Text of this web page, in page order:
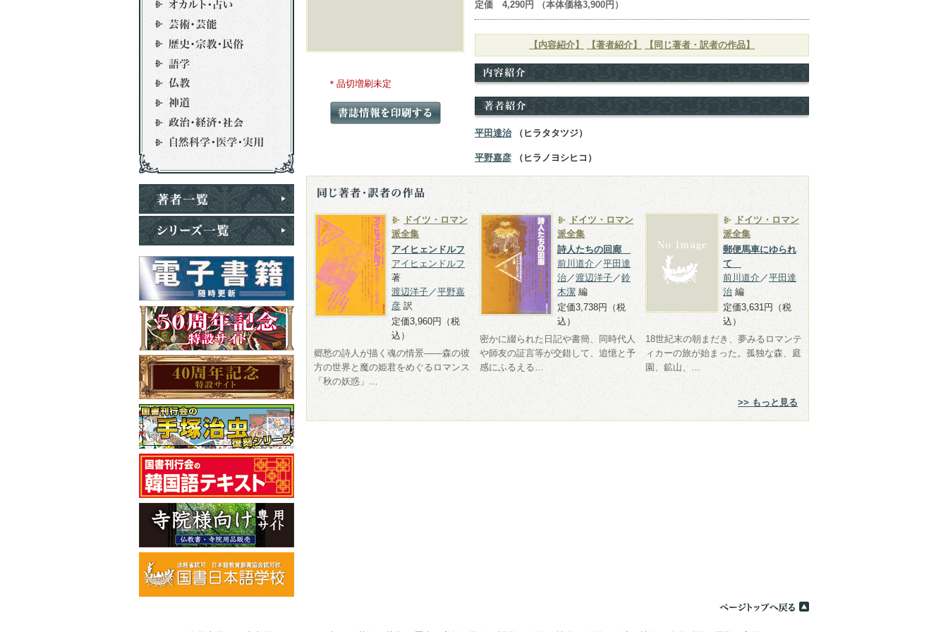
定価 4,290円 （本体価格3,900円）
【内容紹介】 【著者紹介】 【同じ著者・訳者の作品】
平田達治（ヒラタタツジ）
平野嘉彦 （ヒラノヨシヒコ）
＊品切増刷未定
ドイツ・ロマン
派全集
アイヒェンドルフ
アイヒェンドルフ
著
渡辺洋子／平野嘉
彦 訳
定価3,960円（税
込）
郷愁の詩人が描く魂の情景――森の彼
方の世界と魔の姫君をめぐるロマンス
「秋の妖惑」…
ドイツ・ロマン
派全集
詩人たちの回廊
前川道介／平田達
治／渡辺洋子／鈴
木潔 編
定価3,738円（税
込）
密かに綴られた日記や書簡、同時代人
や師友の証言等が交錯して、追憶と予
感にふるえる…
ドイツ・ロマン
派全集
郵便馬車にゆられ
て
前川道介 ／平田達
治 編
定価3,631円（税
込）
18世紀末の朝まだき、夢みるロマンテ
ィカーの旅が始まった。孤独な森、庭
園、鉱山、…
>> もっと見る